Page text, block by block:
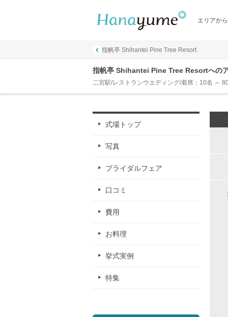
エリアか
指帆亭 Shihantei Pine Tree Resort
指帆亭 Shihantei Pine Tree Resortへの
二宮駅/レストランウエディング/着席：10名 ～
式場トップ
写真
ブライダルフェア
口コミ
費用
お料理
挙式実例
特集